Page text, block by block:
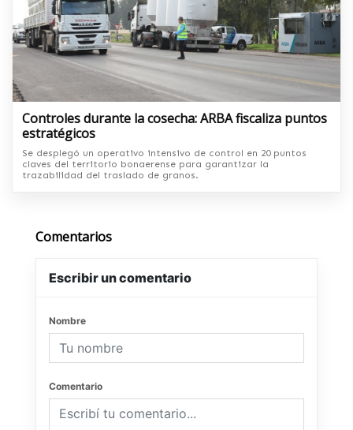
Controles durante la cosecha: ARBA fiscaliza puntos
estratégicos
Se desplegó un operativo intensivo de control en 20 puntos
claves del territorio bonaerense para garantizar la
trazabilidad del traslado de granos.
Comentarios
Escribir un comentario
Nombre
Comentario